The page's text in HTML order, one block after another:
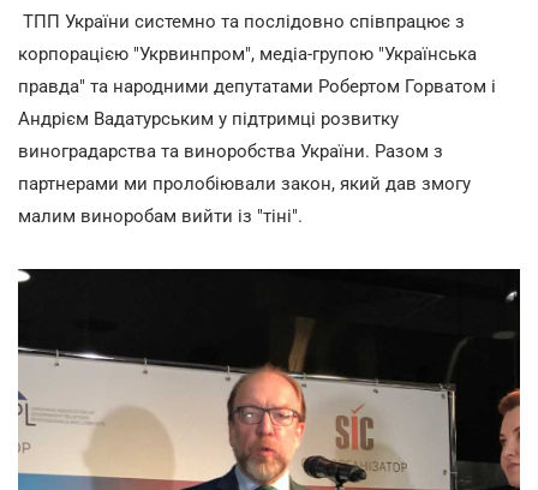
ТПП України системно та послідовно співпрацює з
корпорацією "Укрвинпром", медіа-групою "Українська
правда" та народними депутатами Робертом Горватом і
Андрієм Вадатурським у підтримці розвитку
виноградарства та виноробства України. Разом з
партнерами ми пролобіювали закон, який дав змогу
малим виноробам вийти із "тіні".